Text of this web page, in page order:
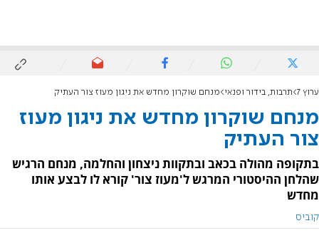
ערוץ 7 תרבות, בידור ופנאי מנחם שוקרון מחדש את ניגון מעוז צור העתיק
מנחם שוקרון מחדש את ניגון מעוז
צור העתיק
בתקופה מהולה בכאב ובתקוות ניצחון והחלמה, מנחם הרגיש
שהלחן ההיסטורי המרגש ל'מעוז צור' קורא לו לבצע אותו
מחדש
קוביס